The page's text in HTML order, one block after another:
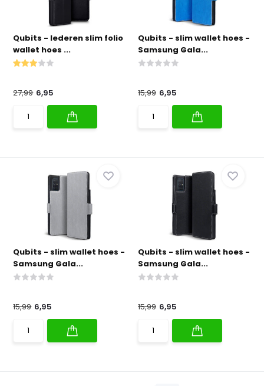
Qubits - lederen slim folio
wallet hoes ...
27,99 6,95
Qubits - slim wallet hoes -
Samsung Gala...
15,99 6,95
Qubits - slim wallet hoes -
Samsung Gala...
15,99 6,95
Qubits - slim wallet hoes -
Samsung Gala...
15,99 6,95